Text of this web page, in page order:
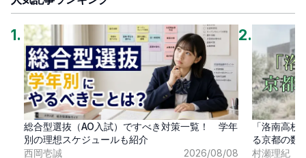
1 .
総合型選抜（AO入試）ですべき対策一覧！ 学年
別の理想スケジュールも紹介
西岡壱誠
2026/08/08
2.
「洛南高
る京都の数
村瀬理紀